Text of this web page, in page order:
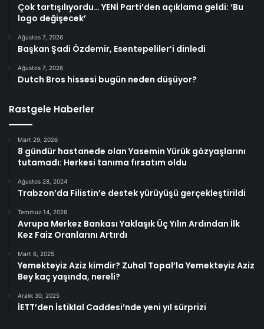
Çok tartışılıyordu… YENİ Parti’den açıklama geldi: ‘Bu
logo değişecek’
Ağustos 7, 2026
Başkan Şadi Özdemir, Esentepeliler’i dinledi
Ağustos 7, 2026
Dutch Bros hissesi bugün neden düşüyor?
Rastgele Haberler
Mart 29, 2026
8 gündür hastanede olan Yasemin Yürük gözyaşlarını
tutamadı: Herkesi tanıma fırsatım oldu
Ağustos 28, 2024
Trabzon’da Filistin’e destek yürüyüşü gerçekleştirildi
Temmuz 14, 2026
Avrupa Merkez Bankası Yaklaşık Üç Yılın Ardından İlk
Kez Faiz Oranlarını Artırdı
Mart 6, 2025
Yemekteyiz Aziz kimdir? Zuhal Topal’la Yemekteyiz Aziz
Bey kaç yaşında, nereli?
Aralık 30, 2025
İETT’den İstiklal Caddesi’nde yeni yıl sürprizi